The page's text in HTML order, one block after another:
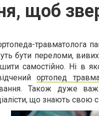
щоб
травматолога
бути переломи,
самостійно. Ні в
ортопед
Також дуже
що знають свою